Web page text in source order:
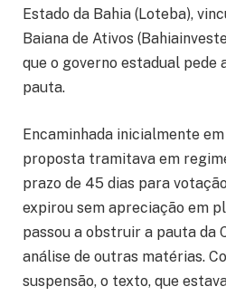
Estado da Bahia (Loteba),
Baiana de Ativos
que o governo estadual pede
pauta.
Encaminhada inicialmente
proposta tramitava em
prazo de 45 dias para
expirou sem apreciação em
passou a obstruir a pauta da
análise de outras matérias.
suspensão, o texto, que